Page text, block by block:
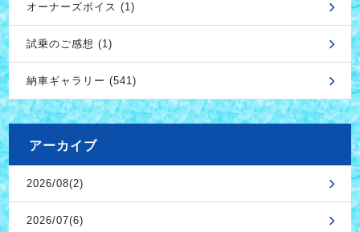
オーナーズボイス (1)
試乗のご感想 (1)
納車ギャラリー (541)
アーカイブ
2026/08(2)
2026/07(6)